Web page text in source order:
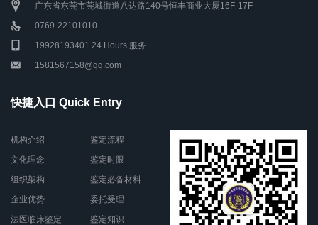
广东省东莞市莞城街道八达路140号恒丰商业大厦16F-17F
0769-22101010
19928193401 24 Hours 服务
1581567158@qq.com
快捷入口 Quick Entry
机构介绍
文化理念
组织架构
企业优势
法医临床鉴定
鉴定流程
鉴定时限
鉴定必备材料
委托受理
鉴定知识